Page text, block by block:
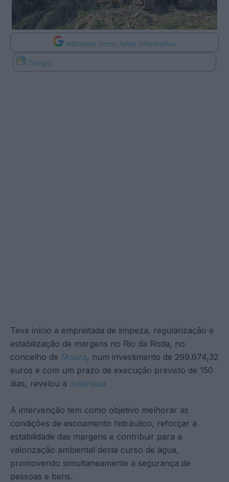
Adicionar como fonte informativa
Tempo
Teve início a empreitada de limpeza, regularização e
estabilização de margens no Rio da Roda, no
concelho de Moura, num investimento de 299.674,32
euros e com um prazo de execução previsto de 150
dias, revelou a autarquia.
A intervenção tem como objetivo melhorar as
condições de escoamento hidráulico, reforçar a
estabilidade das margens e contribuir para a
valorização ambiental deste curso de água,
promovendo simultaneamente a segurança de
pessoas e bens.